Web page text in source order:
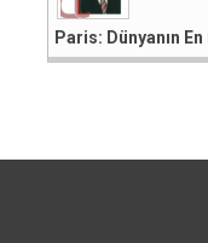
Paris: Dünyanın